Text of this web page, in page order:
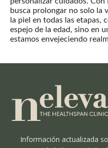
busca prolongar no solo la
la piel en todas las etapas,
espejo de la edad, sino en
estamos envejeciendo
Información actualizada